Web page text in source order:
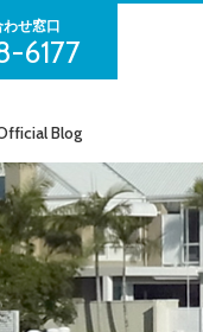
せ窓口
6177
Blog
公式ブログ